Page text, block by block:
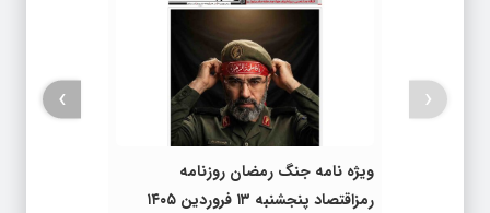
ویژه نامه جنگ رمضان روزنامه
رمزاقتصاد پنجشنبه ۱۳ فروردین ۱۴۰۵
‹
›